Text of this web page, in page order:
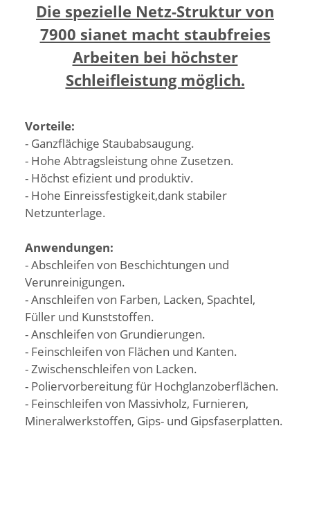
Die spezielle Netz-Struktur von
7900 sianet macht staubfreies
Arbeiten bei höchster
Schleifleistung möglich.
Vorteile:
- Ganzflächige Staubabsaugung.
- Hohe Abtragsleistung ohne Zusetzen.
- Höchst efizient und produktiv.
- Hohe Einreissfestigkeit,dank stabiler
Netzunterlage.
Anwendungen:
- Abschleifen von Beschichtungen und
Verunreinigungen.
- Anschleifen von Farben, Lacken, Spachtel,
Füller und Kunststoffen.
- Anschleifen von Grundierungen.
- Feinschleifen von Flächen und Kanten.
- Zwischenschleifen von Lacken.
- Poliervorbereitung für Hochglanzoberflächen.
- Feinschleifen von Massivholz, Furnieren,
Mineralwerkstoffen, Gips- und Gipsfaserplatten.